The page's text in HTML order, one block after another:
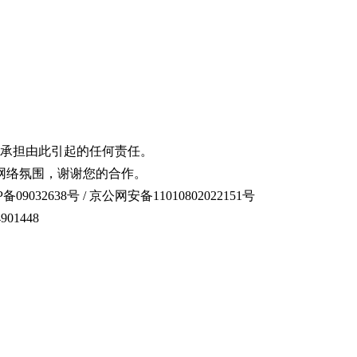
担由此引起的任何责任。
氛围，谢谢您的合作。
09032638号 / 京公网安备11010802022151号